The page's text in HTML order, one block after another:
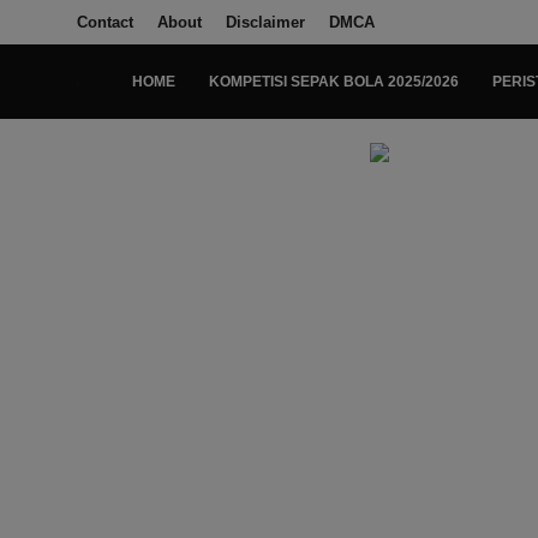
Contact About Disclaimer DMCA
HOME KOMPETISI SEPAK BOLA 2025/2026